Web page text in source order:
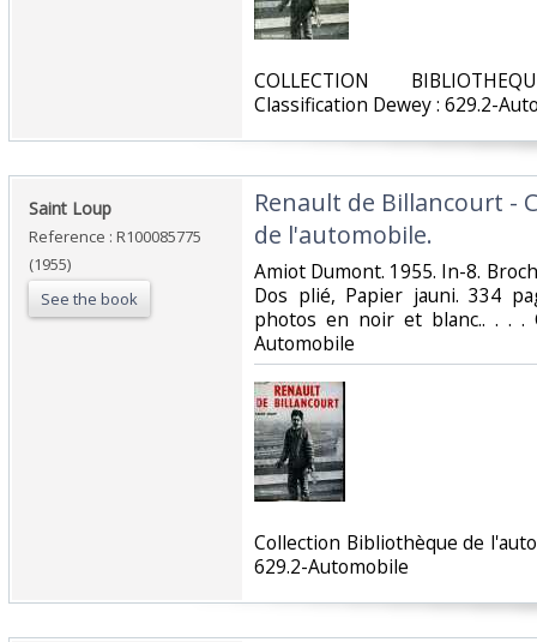
‎COLLECTION
Classification Dewey : 629.2-
‎Saint Loup‎
Reference : R100085775
(1955)
See the book
‎Renault de Billancourt -
de l'automobile.‎
‎Amiot Dumont. 1955. In-8.
Dos plié, Papier jauni. 334
photos en noir et blanc.. . . .
Automobile‎
‎Collection Bibliothèque de
629.2-Automobile‎